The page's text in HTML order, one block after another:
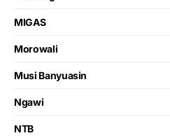
MIGAS
Morowali
Musi Banyuasin
Ngawi
NTB